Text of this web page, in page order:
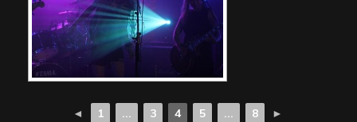
◄ 1 ... 3 4 5 ... 8 ►